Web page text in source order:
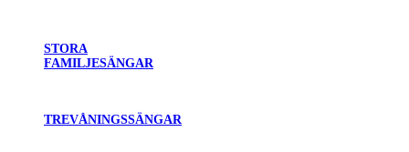
STORA
FAMILJESÄNGAR
TREVÅNINGSSÄNGAR